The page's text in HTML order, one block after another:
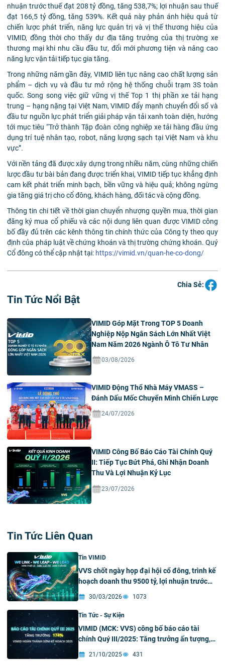
nhuận trước thuế đạt 208 tỷ đồng, tăng 538,7%; lợi nhuận sau thuế
đạt 166,5 tỷ đồng, tăng 539%. Kết quả này phản ánh hiệu quả từ
chiến lược phát triển, năng lực quản trị và vị thế thương hiệu của
VIMID, đồng thời cho thấy dư địa tăng trưởng của thị trường xe
thương mại khi nhu cầu đầu tư, đổi mới phương tiện và nâng cao
năng lực vận tải tiếp tục gia tăng.
Trong những năm gần đây, VIMID liên tục nâng cao chất lượng sản
phẩm – dịch vụ và đầu tư mở rộng hệ thống chuỗi trạm 3S toàn
quốc. Song song việc giữ vững vị thế Top 1 thị phần xe tải hạng
trung – hạng nặng tại Việt Nam, VIMID đẩy mạnh chuyển đổi số và
đầu tư nguồn lực phát triển giải pháp vận tải xanh toàn diện, hướng
tới mục tiêu “Trở thành Tập đoàn công nghiệp xe tải hàng đầu ứng
dụng trí tuệ nhân tạo, robot, năng lượng sạch tại Việt Nam và khu
vực”.
Với nền tảng đã được xây dựng trong nhiều năm, cùng những chiến
lược đầu tư bài bản đang được triển khai, VIMID tiếp tục khẳng định
cam kết phát triển minh bạch, bền vững và hiệu quả; không ngừng
gia tăng giá trị cho cổ đông, khách hàng, đối tác và cộng đồng.
Thông tin chi tiết về thời gian chuyển nhượng quyền mua, thời gian
đăng ký mua cổ phiếu và các nội dung liên quan được VIMID công
bố đầy đủ trên các kênh thông tin chính thức của Công ty theo quy
định của pháp luật về chứng khoán và thị trường chứng khoán. Quý
Cổ đông có thể cập nhật tại: https://vimid.vn/quan-he-co-dong/
Chia Sẻ:
Tin Tức Nổi Bật
VIMID Góp Mặt Trong TOP 5 Doanh
Nghiệp Nộp Ngân Sách Lớn Nhất Việt
Nam Năm 2026 Ngành Ô Tô Tư Nhân
03/08/2026
VIMID Động Thổ Nhà Máy VMASS –
Đánh Dấu Mốc Chuyển Mình Chiến Lược
24/07/2026
VIMID Công Bố Báo Cáo Tài Chính Quý
II: Tiếp Tục Bứt Phá, Ghi Nhận Doanh
Thu Và Lợi Nhuận Kỷ Lục
23/07/2026
Tin Tức Liên Quan
Tin VIMID
VVS chốt ngày họp đại hội cổ đông, trình kế
hoạch doanh thu 9500 tỷ, lợi nhuận trước
30/03/2026 1073
Tin Tức - Sự Kiện
VIMID (MCK: VVS) công bố báo cáo tài
chính Quý III/2025: Tăng trưởng ấn tượng,
trong 9 tháng
21/10/2025 431